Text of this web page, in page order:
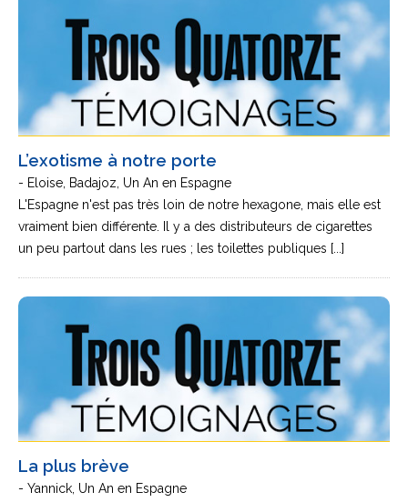
L’exotisme à notre porte
- Eloise, Badajoz, Un An en Espagne
L'Espagne n'est pas très loin de notre hexagone, mais elle est
vraiment bien différente. Il y a des distributeurs de cigarettes
un peu partout dans les rues ; les toilettes publiques [...]
La plus brève
- Yannick, Un An en Espagne